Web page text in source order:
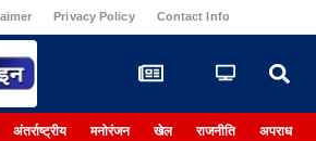
Privacy Policy Contact Info
अंतर्राष्ट्रीय मनोरंजन खेल राजनीति अपराध